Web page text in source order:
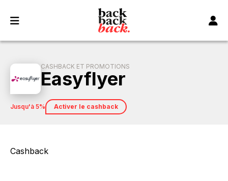
CASHBACK ET PROMOTIONS
Easyflyer
jusqu'à 5% Activer le cashback
Cashback